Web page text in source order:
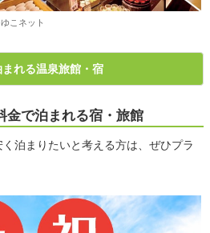
こネット
れる温泉旅館・宿
金で泊まれる宿・旅館
泊まりたいと考える方は、ぜひプラ